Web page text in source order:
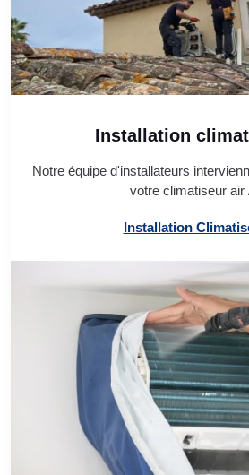
Installation
Notre équipe d'installateurs
votre climatiseur air
Installation